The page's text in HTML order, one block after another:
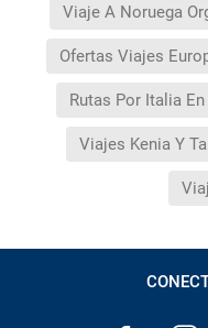
Viaje A Noruega
Ofertas Viajes
Rutas Por Italia
Viajes Kenia Y